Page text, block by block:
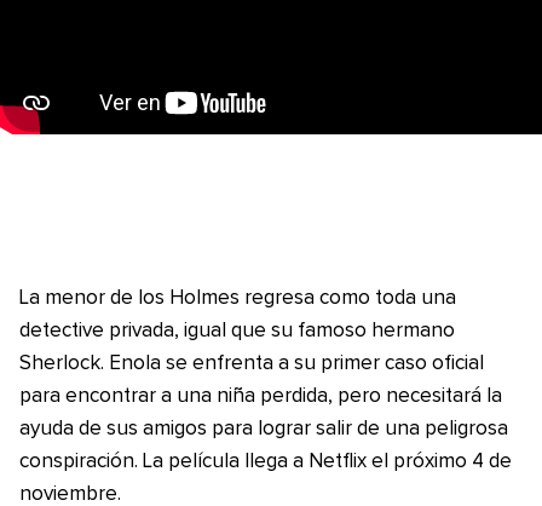
La menor de los Holmes regresa como toda una
detective privada, igual que su famoso hermano
Sherlock. Enola se enfrenta a su primer caso oficial
para encontrar a una niña perdida, pero necesitará la
ayuda de sus amigos para lograr salir de una peligrosa
conspiración. La película llega a Netflix el próximo 4 de
noviembre.